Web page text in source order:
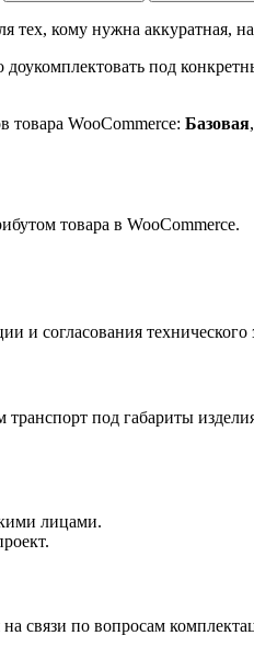
тех, кому нужна аккуратная,
под
товара WooCommerce: Базовая,
товара в WooCommerce.
и согласования
под габариты
лицами.
связи по вопросам